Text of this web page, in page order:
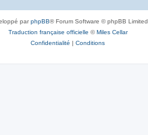
parphpBB® Forum Software © phpBB Limited
Traduction française officielle ©Miles Cellar
Confidentialité | Conditions